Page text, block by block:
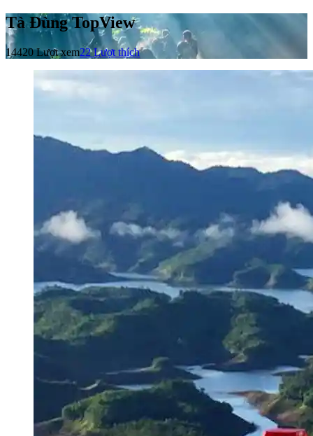
Tà Đùng TopView
14420 Lượt xem22Lượt thích